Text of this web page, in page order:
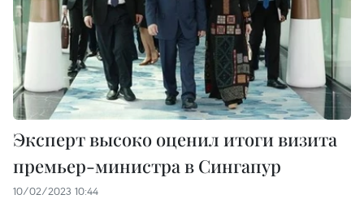
Эксперт высоко оценил итоги визита
премьер-министра в Сингапур
10/02/2023 10:44